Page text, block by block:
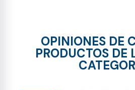
OPINIONES DE
PRODUCTOS